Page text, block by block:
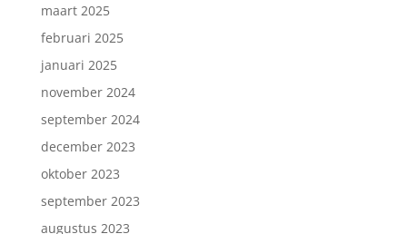
maart 2025
februari 2025
januari 2025
november 2024
september 2024
december 2023
oktober 2023
september 2023
augustus 2023